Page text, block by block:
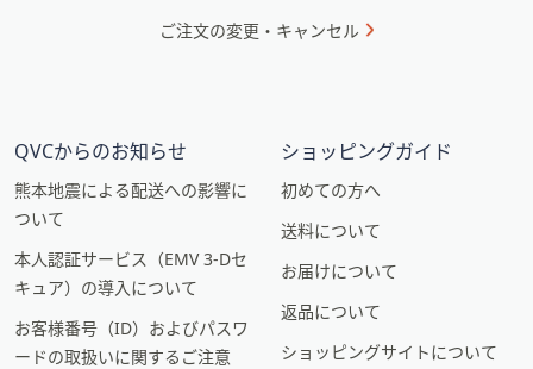
ご注文の変更・キャンセル
QVCからのお知らせ
熊本地震による配送への影響に
ついて
本人認証サービス（EMV 3-Dセ
キュア）の導入について
お客様番号（ID）およびパスワ
ードの取扱いに関するご注意
ショッピングガイド
初めての方へ
送料について
お届けについて
返品について
ショッピングサイトについて